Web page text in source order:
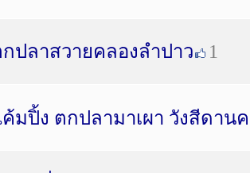
ปลาสวายคลองลำปาว 1
มปิ้ง ตกปลามาเผา วังสีดาน